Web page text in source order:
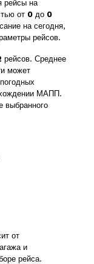
рейсы на
от 0 до 0
на сегодня,
рейсов.
рейсов. Среднее
может
МАПП.
выбранного
от
и
рейса.